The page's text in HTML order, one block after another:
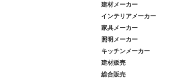
建材メーカー
インテリアメーカー
家具メーカー
照明メーカー
キッチンメーカー
建材販売
総合販売